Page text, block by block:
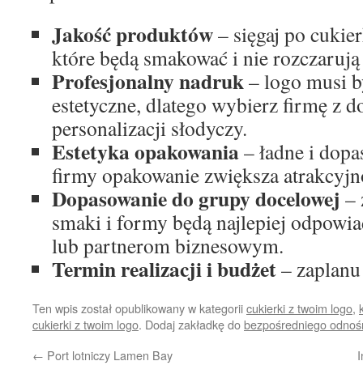
Jakość produktów– sięgaj po
które będą smakować i nie
Profesjonalny nadruk– logo musi
estetyczne, dlatego wybierz firmę z
personalizacji słodyczy.
Estetyka opakowania– ładne i
firmy opakowanie zwiększa
Dopasowanie do grupy docelowej –
smaki i formy będą najlepiej
lub partnerom biznesowym.
Termin realizacji i budżet– zaplanu
Ten wpis został opublikowany w kategoriicukierki z twoim logo,
cukierki z twoim logo. Dodaj zakładkę dobezpośredniego
← Port lotniczy Lamen Bay